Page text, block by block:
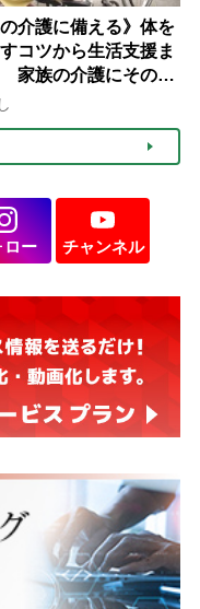
の介護に備える》体を
コツから生活支援ま
家族の介護にそのま
せる2つの資格
ロー チャンネル